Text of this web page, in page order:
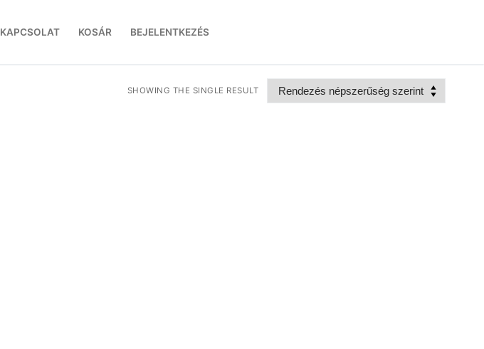
KAPCSOLAT KOSÁR BEJELENTKEZÉS
SHOWING THE SINGLE RESULT